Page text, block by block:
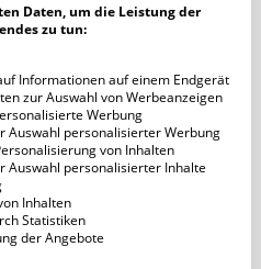
Daten, um die Leistung der
zu tun:
Informationen auf einem Endgerät
zur Auswahl von Werbeanzeigen
Werbung
Auswahl personalisierter Werbung
von Inhalten
Auswahl personalisierter Inhalte
Inhalten
Statistiken
der Angebote